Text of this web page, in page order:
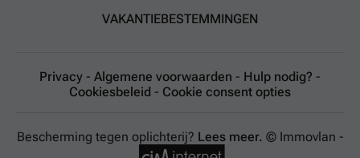
VAKANTIEBESTEMMINGEN
Privacy - Algemene voorwaarden - Hulp nodig? -
Cookiesbeleid - Cookie consent opties
Bescherming tegen oplichterij? Lees meer. © Immovlan -